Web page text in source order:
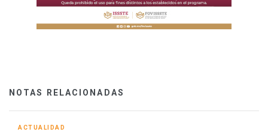
NOTAS RELACIONADAS
ACTUALIDAD